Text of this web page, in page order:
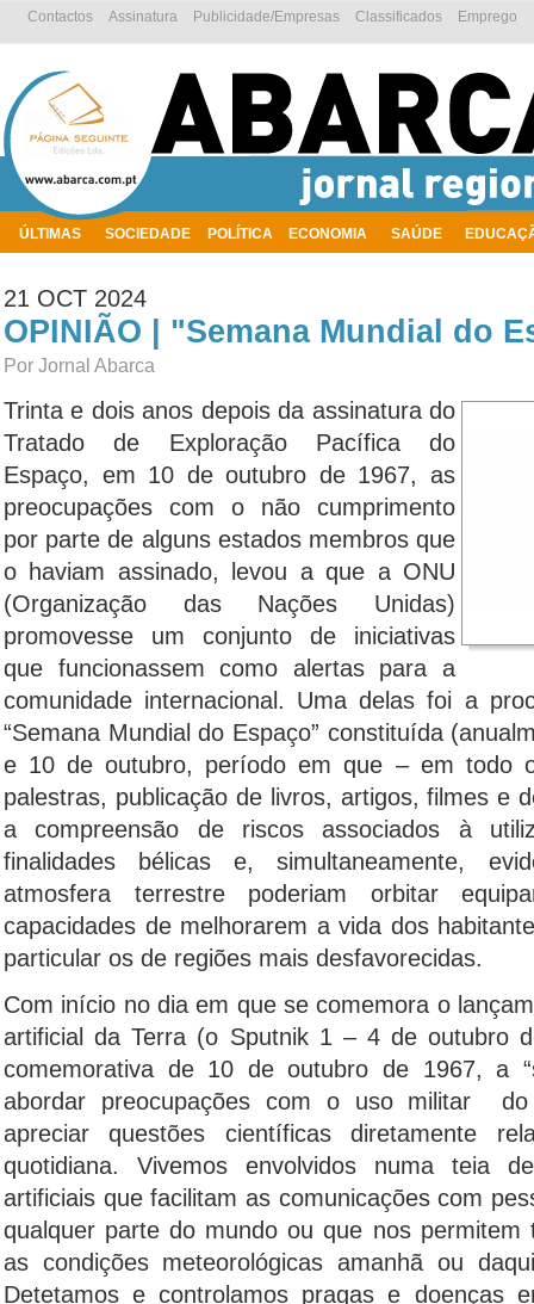
ÚLTIMAS SOCIEDADE POLÍTICA ECONOMIA SAÚDE
Emprego
Classificados
Publicidade/Empresas
Assinatura
Contactos
21 OCT 2024
OPINIÃO | "Semana Mundial do
Por Jornal Abarca
Trinta e dois anos depois da assinatura do
Tratado de Exploração Pacífica do
Espaço, em 10 de outubro de 1967, as
preocupações com o não cumprimento
por parte de alguns estados membros que
o haviam assinado, levou a que a ONU
(Organização das Nações Unidas)
promovesse um conjunto de iniciativas
que funcionassem como alertas para a
comunidade internacional. Uma delas foi a
“Semana Mundial do Espaço” constituída
e 10 de outubro, período em que – em todo
palestras, publicação de livros, artigos, filmes e
a compreensão de riscos associados à
finalidades bélicas e, simultaneamente,
atmosfera terrestre poderiam orbitar
capacidades de melhorarem a vida dos
particular os de regiões mais desfavorecidas.
Com início no dia em que se comemora o
artificial da Terra (o Sputnik 1 – 4 de outubro
comemorativa de 10 de outubro de 1967, a
abordar preocupações com o uso militar
apreciar questões científicas diretamente
quotidiana. Vivemos envolvidos numa teia
artificiais que facilitam as comunicações com
qualquer parte do mundo ou que nos permitem
as condições meteorológicas amanhã ou
Detetamos e controlamos pragas e doenças